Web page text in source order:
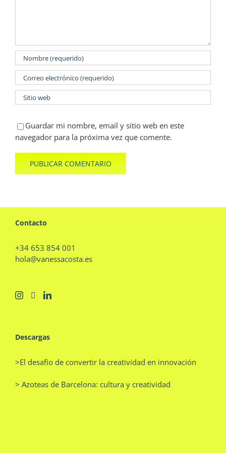
Guardar mi nombre, email y sitio web en este
navegador para la próxima vez que comente.
Contacto
+34 653 854 001
hola@vanessacosta.es
Descargas
>El desafío de convertir la creatividad en innovación
> Azoteas de Barcelona: cultura y creatividad